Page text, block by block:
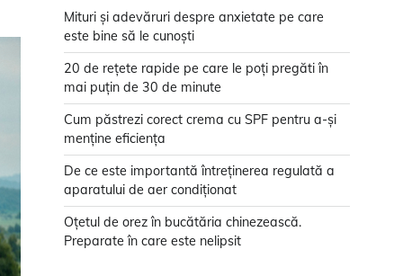
Mituri și adevăruri despre anxietate pe care
este bine să le cunoști
20 de rețete rapide pe care le poți pregăti în
mai puțin de 30 de minute
Cum păstrezi corect crema cu SPF pentru a-și
menține eficiența
De ce este importantă întreținerea regulată a
aparatului de aer condiționat
Oțetul de orez în bucătăria chinezească.
Preparate în care este nelipsit